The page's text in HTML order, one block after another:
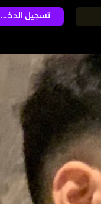
تسجيل الدخول